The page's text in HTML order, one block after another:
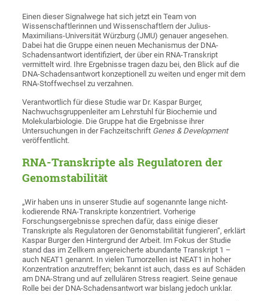
Einen dieser Signalwege hat sich jetzt ein Team von
Wissenschaftlerinnen und Wissenschaftlern der Julius-
Maximilians-Universität Würzburg (JMU) genauer angesehen.
Dabei hat die Gruppe einen neuen Mechanismus der DNA-
Schadensantwort identifiziert, der über ein RNA-Transkript
vermittelt wird. Ihre Ergebnisse tragen dazu bei, den Blick auf die
DNA-Schadensantwort konzeptionell zu weiten und enger mit dem
RNA-Stoffwechsel zu verzahnen.
Verantwortlich für diese Studie war Dr. Kaspar Burger,
Nachwuchsgruppenleiter am Lehrstuhl für Biochemie und
Molekularbiologie. Die Gruppe hat die Ergebnisse ihrer
Untersuchungen in der Fachzeitschrift Genes & Development
veröffentlicht.
RNA-Transkripte als Regulatoren der
Genomstabilität
„Wir haben uns in unserer Studie auf sogenannte lange nicht-
kodierende RNA-Transkripte konzentriert. Vorherige
Forschungsergebnisse sprechen dafür, dass einige dieser
Transkripte als Regulatoren der Genomstabilität fungieren“, erklärt
Kaspar Burger den Hintergrund der Arbeit. Im Fokus der Studie
stand das im Zellkern angereicherte abundante Transkript 1 –
auch NEAT1 genannt. In vielen Tumorzellen ist NEAT1 in hoher
Konzentration anzutreffen; bekannt ist auch, dass es auf Schäden
am DNA-Strang und auf zellulären Stress reagiert. Seine genaue
Rolle bei der DNA-Schadensantwort war bislang jedoch unklar.